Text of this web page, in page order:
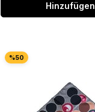
Hinzufügen